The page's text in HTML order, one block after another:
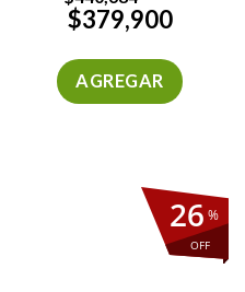
$379,900
AGREGAR
%
OFF
26